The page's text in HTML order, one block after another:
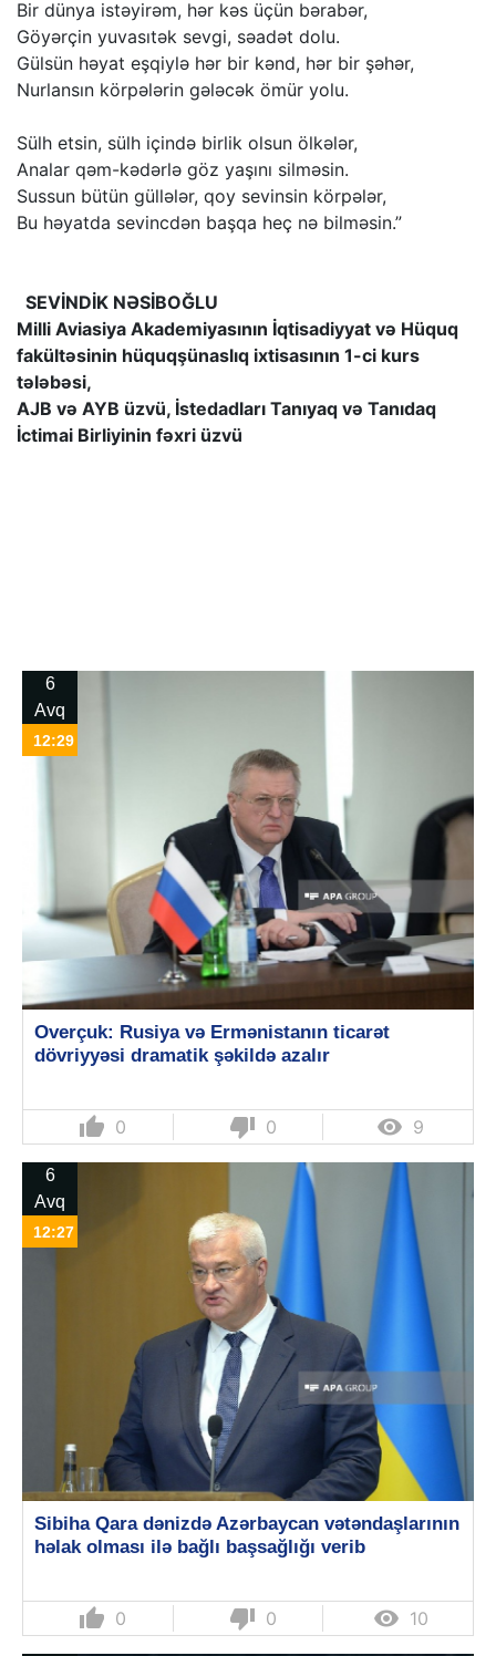
Bir dünya istəyirəm, hər kəs üçün bərabər,
Göyərçin yuvasıtək sevgi, səadət dolu.
Gülsün həyat eşqiylə hər bir kənd, hər bir şəhər,
Nurlansın körpələrin gələcək ömür yolu.
Sülh etsin, sülh içində birlik olsun ölkələr,
Analar qəm-kədərlə göz yaşını silməsin.
Sussun bütün güllələr, qoy sevinsin körpələr,
Bu həyatda sevincdən başqa heç nə bilməsin.”
SEVİNDİK NƏSİBOĞLU
Milli Aviasiya Akademiyasının İqtisadiyyat və Hüquq
fakültəsinin hüquqşünaslıq ixtisasının 1-ci kurs
tələbəsi,
AJB və AYB üzvü, İstedadları Tanıyaq və Tanıdaq
İctimai Birliyinin fəxri üzvü
6
Avq
12:29
Overçuk: Rusiya və Ermənistanın ticarət
dövriyyəsi dramatik şəkildə azalır
thumb_up 0 thumb_down 0  9
6
Avq
12:27
Sibiha Qara dənizdə Azərbaycan vətəndaşlarının
həlak olması ilə bağlı başsağlığı verib
thumb_up 0 thumb_down 0  10